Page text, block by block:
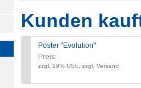
Kunden
Poster "Evolution"
Preis:
zzgl. 19% USt., zzgl. Versand